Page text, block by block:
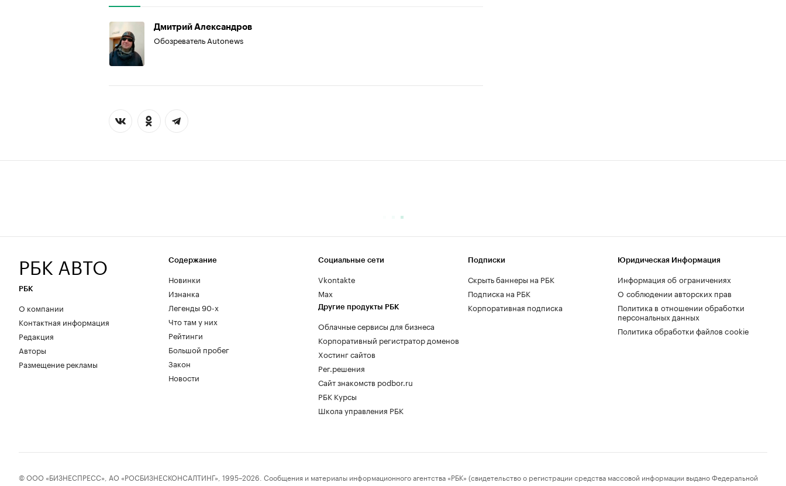
Дмитрий Александров
Обозреватель Autonews
РБК АВТО
РБК
О компании
Контактная информация
Редакция
Авторы
Размещение рекламы
Содержание
Новинки
Изнанка
Легенды 90-х
Что там у них
Рейтинги
Большой пробег
Закон
Новости
Социальные сети
Vkontakte
Max
Другие продукты РБК
Облачные сервисы для бизнеса
Корпоративный регистратор доменов
Хостинг сайтов
Рег.решения
Сайт знакомств podbor.ru
РБК Курсы
Школа управления РБК
Подписки
Скрыть баннеры на РБК
Подписка на РБК
Корпоративная подписка
Юридическая Информация
Информация об ограничениях
О соблюдении авторских прав
Политика в отношении обработки
персональных данных
Политика обработки файлов cookie
© ООО «БИЗНЕСПРЕСС», АО «РОСБИЗНЕСКОНСАЛТИНГ», 1995–2026. Сообщения и материалы информационного агентства «РБК» (свидетельство о регистрации средства массовой информации выдано Федеральной